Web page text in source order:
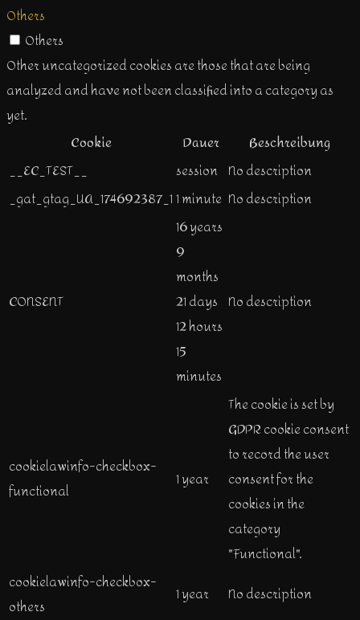
Others
Others
Other uncategorized cookies are those that are being
analyzed and have not been classified into a category as
yet.
Cookie
Dauer
Beschreibung
__EC_TEST__
session No description
_gat_gtag_UA_174692387_11 minute No description
CONSENT
16 years
9
months
21 days
12 hours
15
minutes
No description
cookielawinfo-checkbox-
functional
1 year
The cookie is set by
GDPR cookie consent
to record the user
consent for the
cookies in the
category
"Functional".
cookielawinfo-checkbox-
others
1 year
No description